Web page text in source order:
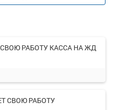
РАБОТУ КАССА НА ЖД
СВОЮ РАБОТУ